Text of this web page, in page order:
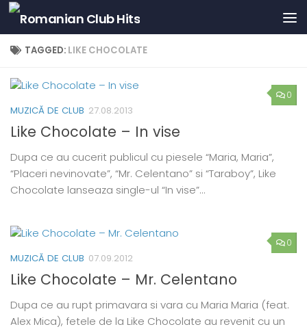
Skip to content
TAGGED: LIKE CHOCOLATE
0
MUZICĂ DE CLUB 27.08.2013
Like Chocolate – In vise
Dupa ce au cucerit publicul cu piesele “Maria, Maria”,
“Placeri nevinovate”, “Mr. Celentano” si “Taraboy”, Like
Chocolate lanseaza single-ul “In vise”…
0
MUZICĂ DE CLUB 07.09.2012
Like Chocolate – Mr. Celentano
Dupa ce au rupt primavara si vara cu Maria Maria (feat.
Alex Mica), fetele de la Like Chocolate au revenit cu un